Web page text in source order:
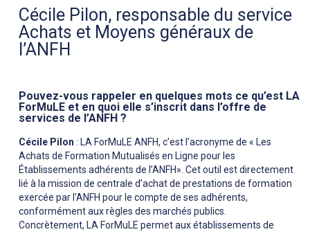
Cécile Pilon, responsable du service
Achats et Moyens généraux de
l’ANFH
Pouvez-vous rappeler en quelques mots ce qu’est LA
ForMuLE et en quoi elle s’inscrit dans l’offre de
services de l’ANFH ?
Cécile Pilon : LA ForMuLE ANFH, c’est l’acronyme de « Les
Achats de Formation Mutualisés en Ligne pour les
Établissements adhérents de l’ANFH». Cet outil est directement
lié à la mission de centrale d’achat de prestations de formation
exercée par l’ANFH pour le compte de ses adhérents,
conformément aux règles des marchés publics.
Concrètement, LA ForMuLE permet aux établissements de